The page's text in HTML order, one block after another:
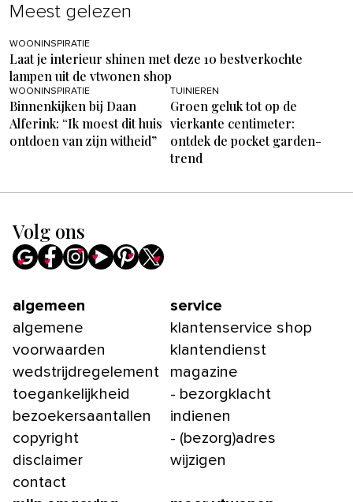
Meest gelezen
WOONINSPIRATIE
Laat je interieur shinen met deze 10 bestverkochte
lampen uit de vtwonen shop
WOONINSPIRATIE
Binnenkijken bij Daan
Alferink: “Ik moest dit huis
ontdoen van zijn witheid”
TUINIEREN
Groen geluk tot op de
vierkante centimeter:
ontdek de pocket garden-
trend
Volg ons
algemeen
algemene
voorwaarden
wedstrijdregelement
toegankelijkheid
bezoekersaantallen
copyright
disclaimer
contact
service
klantenservice shop
klantendienst
magazine
- bezorgklacht
indienen
- (bezorg)adres
wijzigen